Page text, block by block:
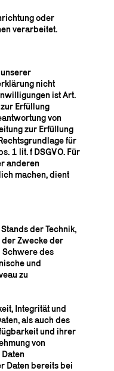
oder
verarbeitet.
nicht
ist Art.
Erfüllung
von
zur Erfüllung
für
1 lit. f DSGVO. Für
anderen
machen, dient
der Technik,
der Zwecke der
des
und
zu
Integrität und
als auch des
und ihrer
von
Daten bereits bei